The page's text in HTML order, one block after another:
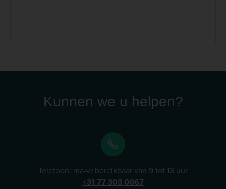
Kunnen we u helpen?
Telefoon: ma-vr bereikbaar van 9 tot 13 uur
+31 77 303 0067